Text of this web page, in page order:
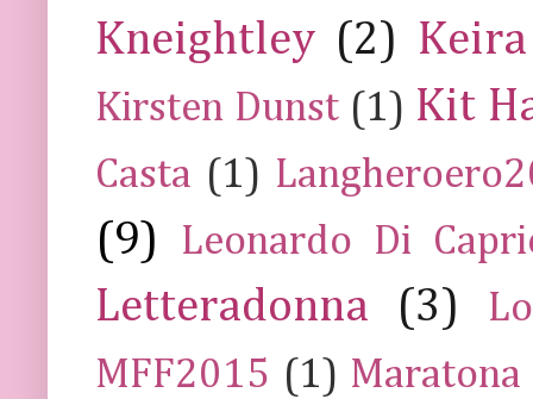
Kneightley (2)
Kirsten Dunst (1) Kit
Casta (1)
(9) Leonardo Di
Letteradonna (3)
MFF2015 (1) Maratona